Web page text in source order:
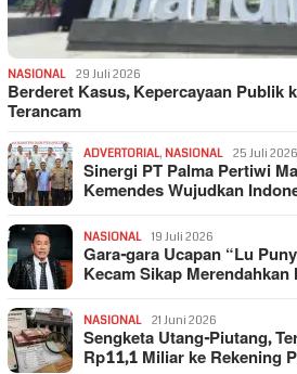
NASIONAL 29 Juli 2026
Berderet Kasus, Kepercayaan Publik
Terancam
ADVERTORIAL, NASIONAL 25 Juli 2026
Sinergi PT Palma Pertiwi
Kemendes Wujudkan
NASIONAL 19 Juli 2026
Gara-gara Ucapan “Lu
Kecam Sikap
NASIONAL 21 Juni 2026
Sengketa Utang-Piutang,
Rp11,1 Miliar ke Rekening